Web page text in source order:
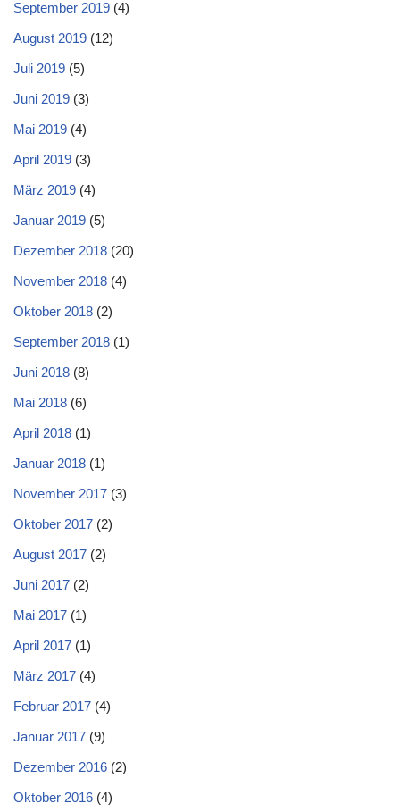
September 2019 (4)
August 2019 (12)
Juli 2019 (5)
Juni 2019 (3)
Mai 2019 (4)
April 2019 (3)
März 2019 (4)
Januar 2019 (5)
Dezember 2018 (20)
November 2018 (4)
Oktober 2018 (2)
September 2018 (1)
Juni 2018 (8)
Mai 2018 (6)
April 2018 (1)
Januar 2018 (1)
November 2017 (3)
Oktober 2017 (2)
August 2017 (2)
Juni 2017 (2)
Mai 2017 (1)
April 2017 (1)
März 2017 (4)
Februar 2017 (4)
Januar 2017 (9)
Dezember 2016 (2)
Oktober 2016 (4)